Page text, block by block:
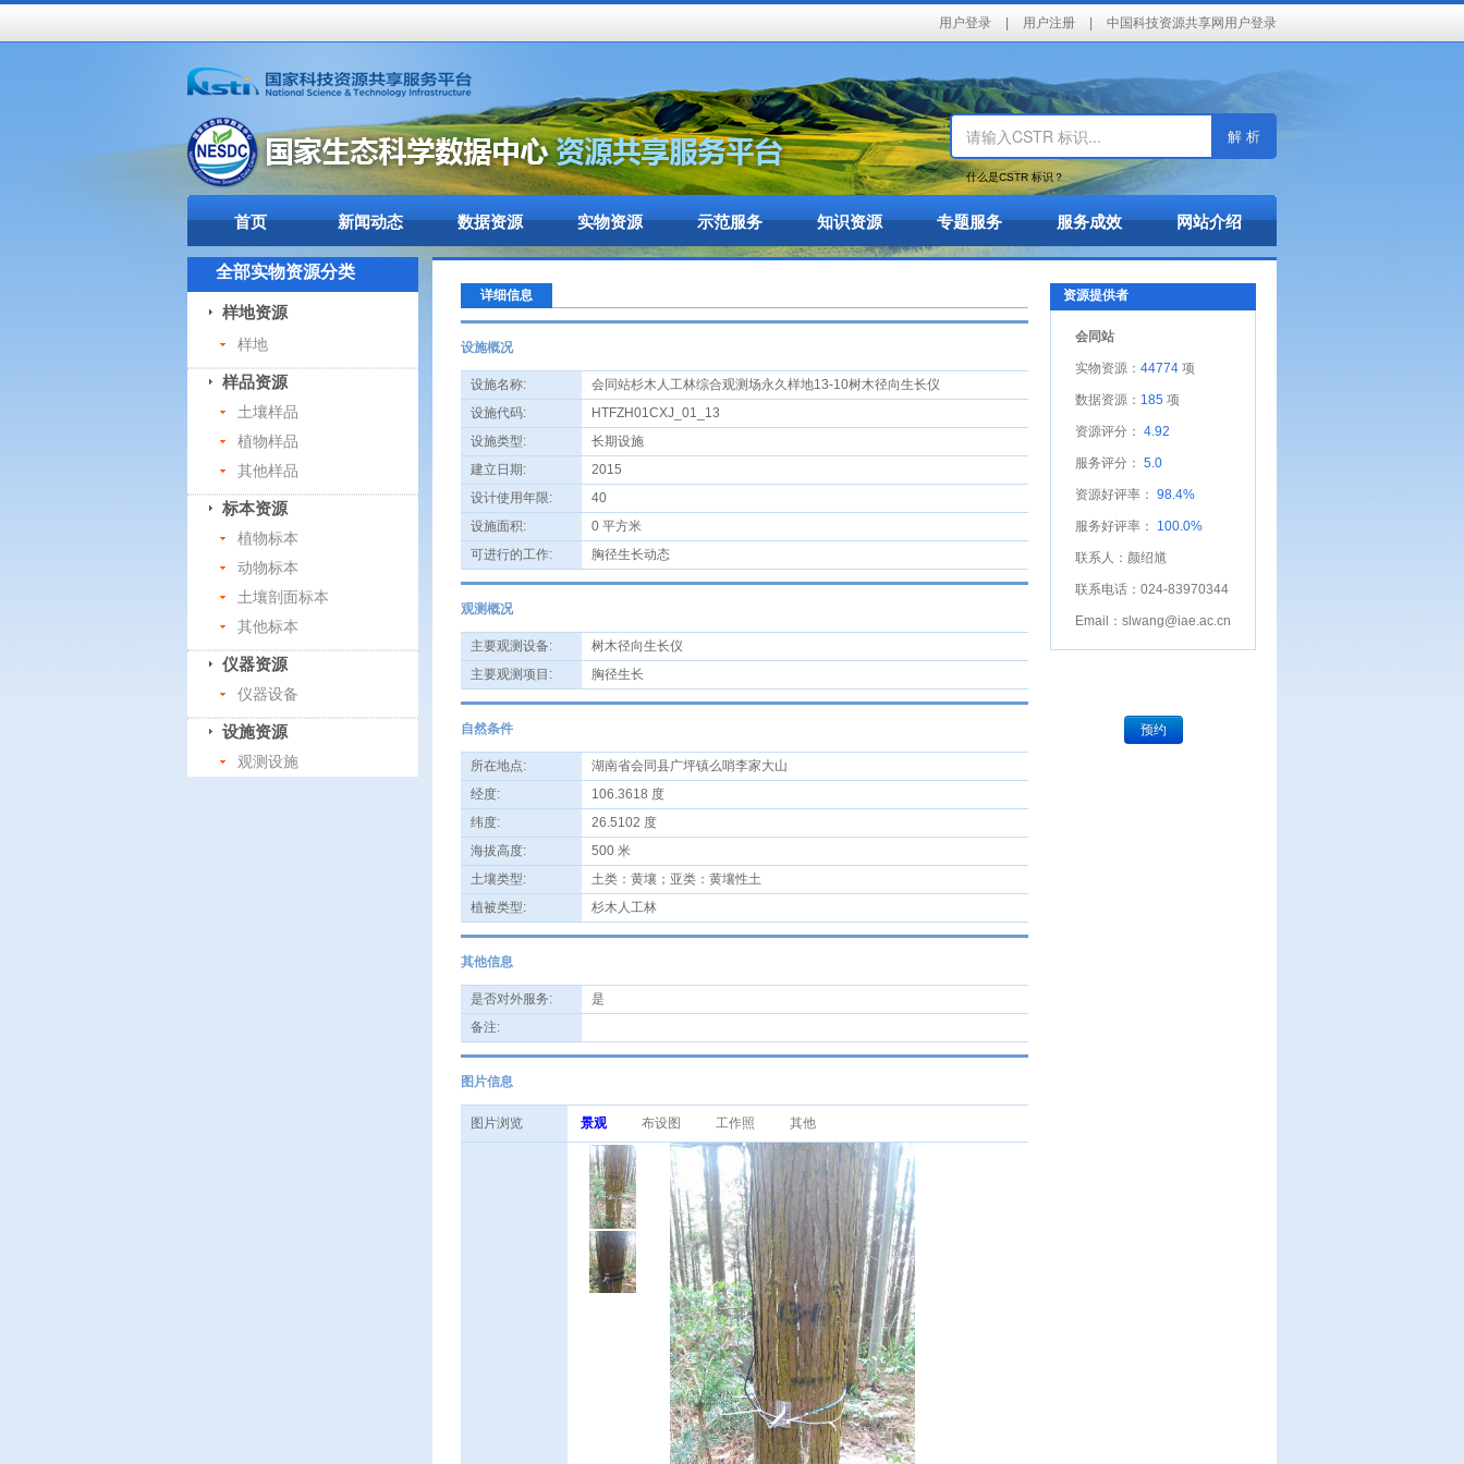
用户登录 用户注册 中国科技资源共享网用户登录
解 析
什么是CSTR 标识？
首页 新闻动态 数据资源 实物资源 示范服务 知识资源 专题服务 服务成效 网站介绍
全部实物资源分类
样地资源
样地
样品资源
土壤样品
植物样品
其他样品
标本资源
植物标本
动物标本
土壤剖面标本
其他标本
仪器资源
仪器设备
设施资源
观测设施
详细信息
设施概况
设施名称:
会同站杉木人工林综合观测场永久样地13-10树木径向生长仪
设施代码:
HTFZH01CXJ_01_13
设施类型:
长期设施
建立日期:
2015
设计使用年限:
40
设施面积:
0 平方米
可进行的工作:
胸径生长动态
观测概况
主要观测设备:
树木径向生长仪
主要观测项目:
胸径生长
自然条件
所在地点:
湖南省会同县广坪镇么哨李家大山
经度:
106.3618 度
纬度:
26.5102 度
海拔高度:
500 米
土壤类型:
土类：黄壤；亚类：黄壤性土
植被类型:
杉木人工林
其他信息
是否对外服务:
是
备注:
图片信息
图片浏览 景观 布设图 工作照 其他
资源提供者
会同站
实物资源： 44774 项
数据资源： 185 项
资源评分： 4.92
服务评分： 5.0
资源好评率： 98.4%
服务好评率： 100.0%
联系人：颜绍馗
联系电话：024-83970344
Email：slwang@iae.ac.cn
预约